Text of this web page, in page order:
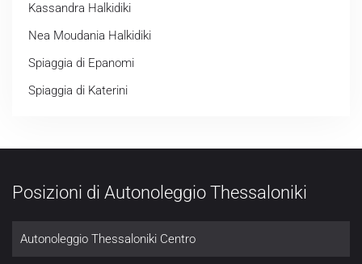
Kassandra Halkidiki
Nea Moudania Halkidiki
Spiaggia di Epanomi
Spiaggia di Katerini
Posizioni di Autonoleggio Thessaloniki
Autonoleggio Thessaloniki Centro